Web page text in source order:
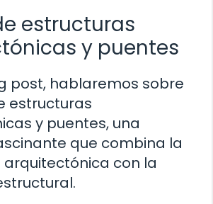
estructuras
y puentes
post, hablaremos sobre
estructuras
y puentes, una
que combina la
con la